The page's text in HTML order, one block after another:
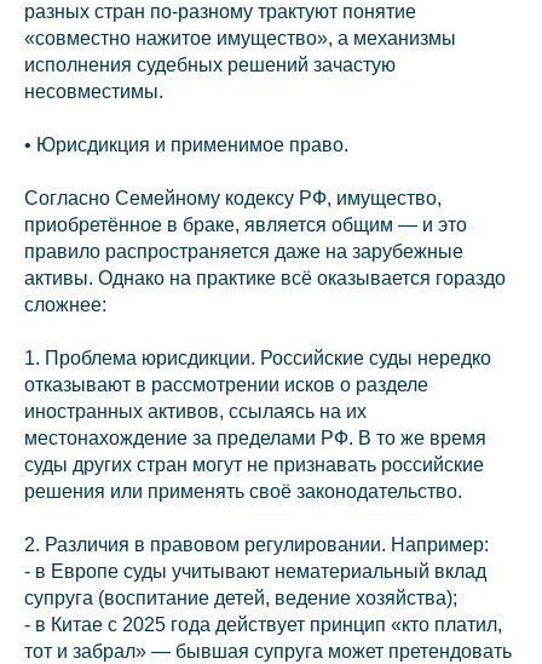
разных стран по‑разному трактуют понятие
«совместно нажитое имущество», а механизмы
исполнения судебных решений зачастую
несовместимы.
• Юрисдикция и применимое право.
Согласно Семейному кодексу РФ, имущество,
приобретённое в браке, является общим — и это
правило распространяется даже на зарубежные
активы. Однако на практике всё оказывается гораздо
сложнее:
1. Проблема юрисдикции. Российские суды нередко
отказывают в рассмотрении исков о разделе
иностранных активов, ссылаясь на их
местонахождение за пределами РФ. В то же время
суды других стран могут не признавать российские
решения или применять своё законодательство.
2. Различия в правовом регулировании. Например:
- в Европе суды учитывают нематериальный вклад
супруга (воспитание детей, ведение хозяйства);
- в Китае с 2025 года действует принцип «кто платил,
тот и забрал» — бывшая супруга может претендовать